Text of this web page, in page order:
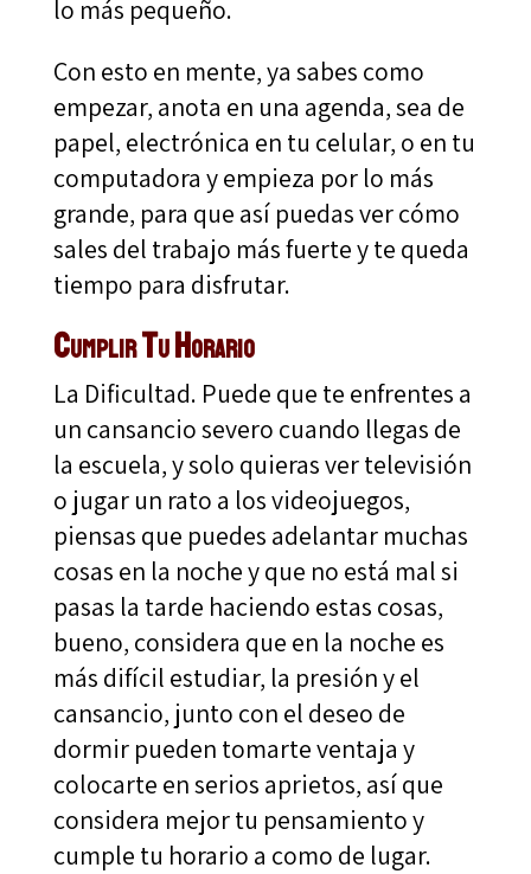
lo más pequeño.
Con esto en mente, ya sabes como
empezar, anota en una agenda, sea de
papel, electrónica en tu celular, o en tu
computadora y empieza por lo más
grande, para que así puedas ver cómo
sales del trabajo más fuerte y te queda
tiempo para disfrutar.
Cumplir Tu Horario
La Dificultad. Puede que te enfrentes a
un cansancio severo cuando llegas de
la escuela, y solo quieras ver televisión
o jugar un rato a los videojuegos,
piensas que puedes adelantar muchas
cosas en la noche y que no está mal si
pasas la tarde haciendo estas cosas,
bueno, considera que en la noche es
más difícil estudiar, la presión y el
cansancio, junto con el deseo de
dormir pueden tomarte ventaja y
colocarte en serios aprietos, así que
considera mejor tu pensamiento y
cumple tu horario a como de lugar.